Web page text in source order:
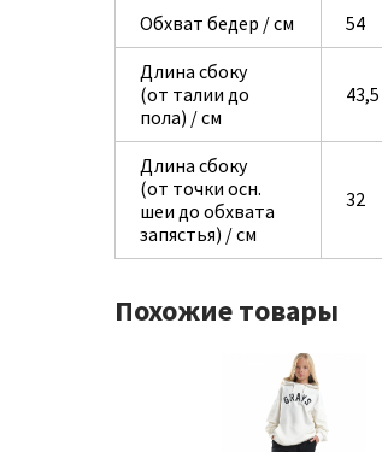
Обхват бедер / см
54
Длина сбоку
(от талии до
пола) / см
43,5
Длина сбоку
(от точки осн.
шеи до обхвата
запястья) / см
32
Похожие товары